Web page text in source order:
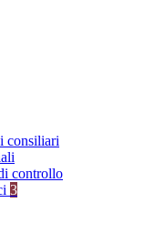
consiliari
controllo
3